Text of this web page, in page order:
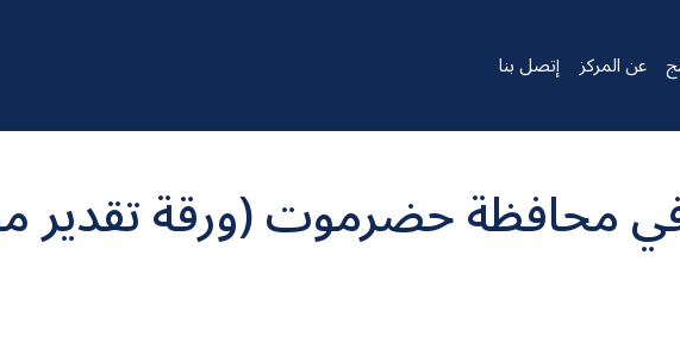
إتصل بنا عن المركز
محافظة حضرموت (ورقة